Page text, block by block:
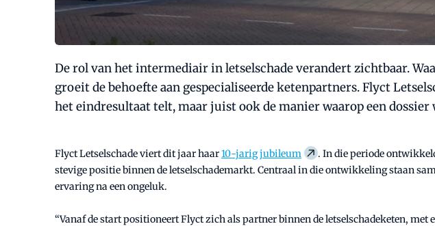
De rol van het intermediair in letselschade verandert zichtbaar.
groeit de behoefte aan gespecialiseerde ketenpartners. Flyct
het eindresultaat telt, maar juist ook de manier waarop een dossier
Flyct Letselschade viert dit jaar haar10-jarig jubileum
. In die periode
stevige positie binnen de letselschademarkt. Centraal in die ontwikkeling staan
ervaring na een ongeluk.
“Vanaf de start positioneert Flyct zich als partner binnen de letselschadeketen,